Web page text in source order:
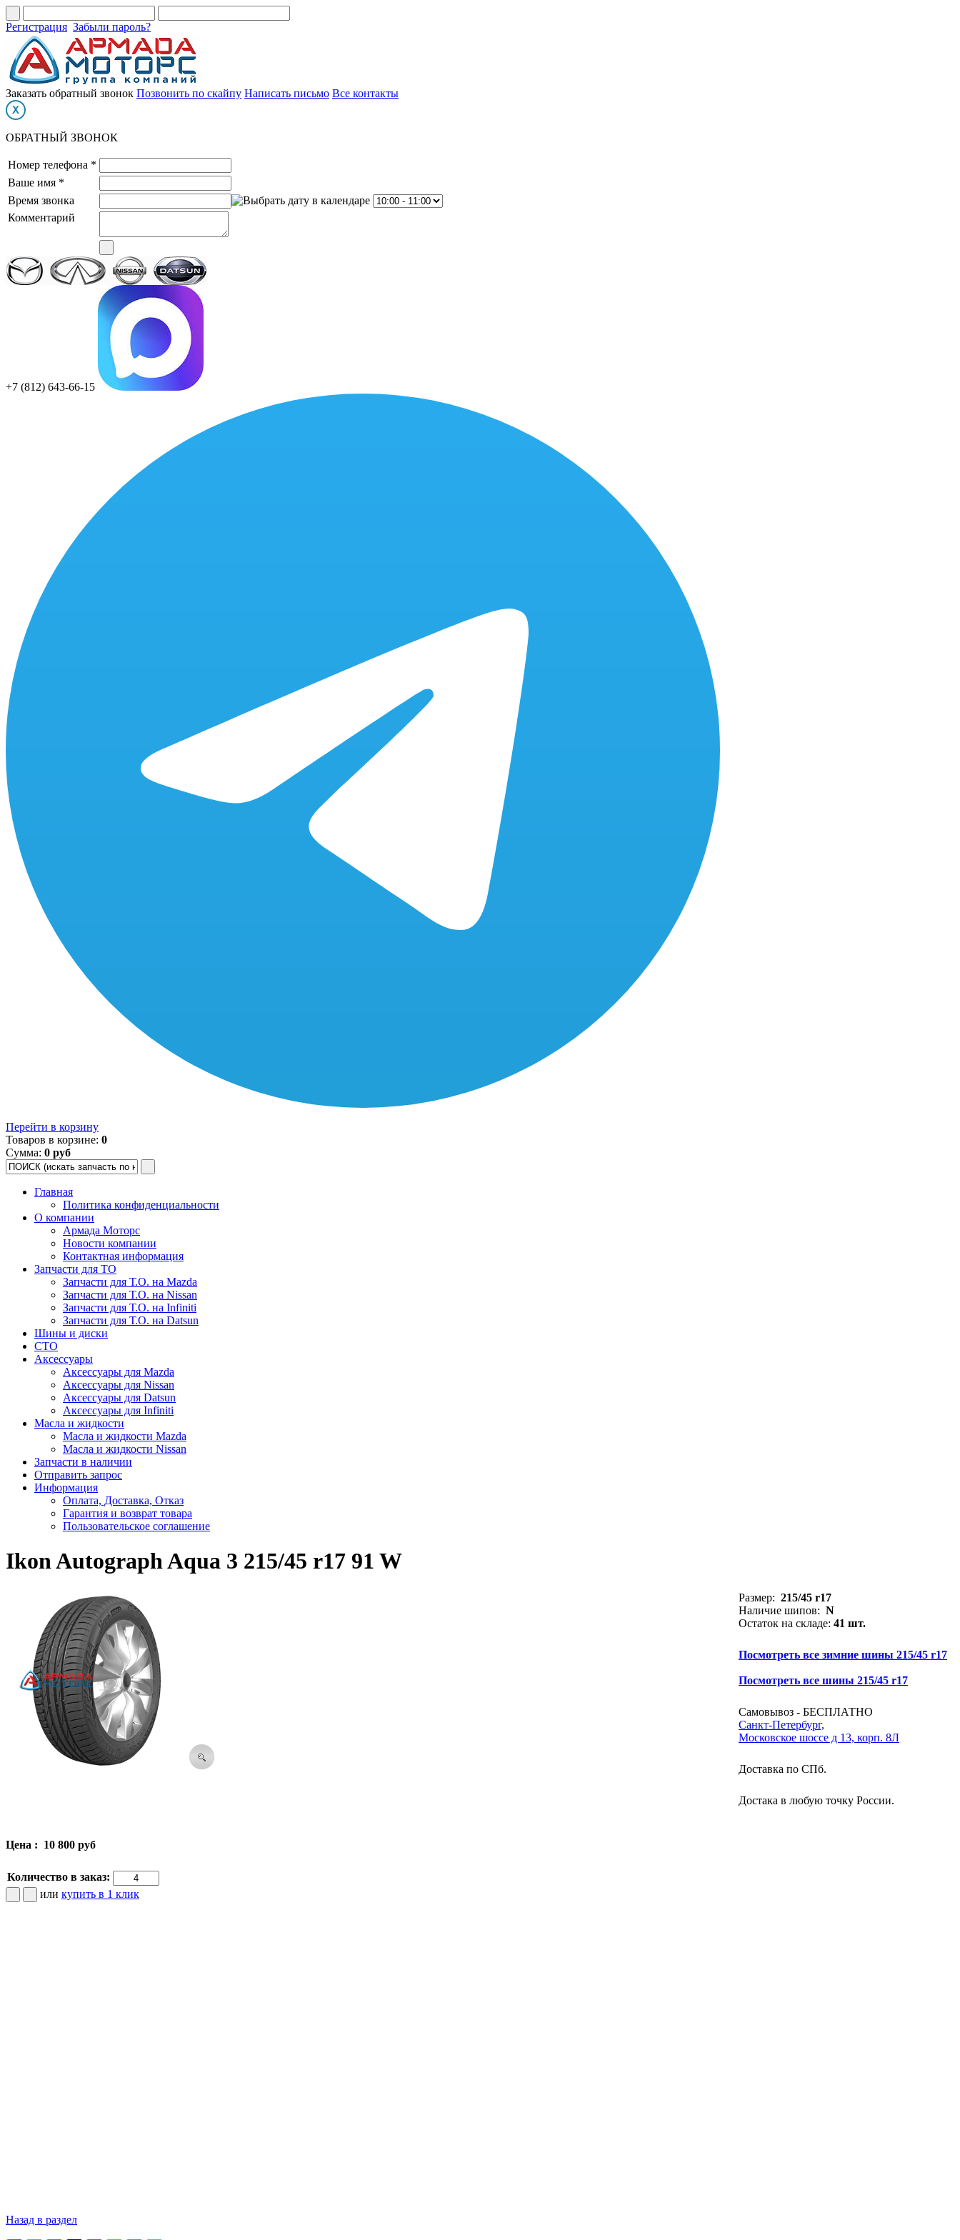
Регистрация Забыли пароль?
Заказать обратный звонок Позвонить по скайпу Написать письмо Все контакты
ОБРАТНЫЙ ЗВОНОК
Номер телефона *
Ваше имя *
Время звонка
Комментарий
+7 (812) 643-66-15
Перейти в корзину
Товаров в корзине: 0
Сумма: 0 руб
Главная
Политика конфиденциальности
О компании
Армада Моторс
Новости компании
Контактная информация
Запчасти для ТО
Запчасти для Т.О. на Mazda
Запчасти для Т.О. на Nissan
Запчасти для Т.О. на Infiniti
Запчасти для Т.О. на Datsun
Шины и диски
СТО
Аксессуары
Аксессуары для Mazda
Аксессуары для Nissan
Аксессуары для Datsun
Аксессуары для Infiniti
Масла и жидкости
Масла и жидкости Mazda
Масла и жидкости Nissan
Запчасти в наличии
Отправить запрос
Информация
Оплата, Доставка, Отказ
Гарантия и возврат товара
Пользовательское соглашение
Ikon Autograph Aqua 3 215/45 r17 91 W
Размер: 215/45 r17
Наличие шипов: N
Остаток на складе: 41 шт.
Посмотреть все зимние шины 215/45 r17
Посмотреть все шины 215/45 r17
Самовывоз - БЕСПЛАТНО
Санкт-Петербург,
Московское шоссе д 13, корп. 8Л
Доставка по СПб.
Достака в любую точку России.
Цена : 10 800 руб
Количество в заказ:
или купить в 1 клик
Назад в раздел